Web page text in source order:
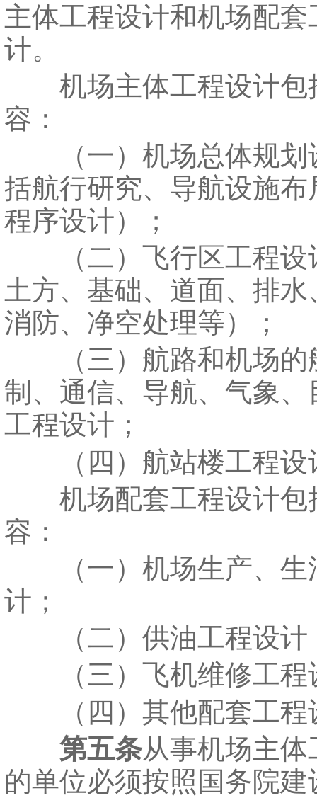
主体工程设计和机场配套
计。
机场主体工程设计包
容：
（一）机场总体规划
括航行研究、导航设施布
程序设计）；
（二）飞行区工程设
土方、基础、道面、排水
消防、净空处理等）；
（三）航路和机场的
制、通信、导航、气象、
工程设计；
（四）航站楼工程设
机场配套工程设计包
容：
（一）机场生产、生
计；
（二）供油工程设计
（三）飞机维修工程
（四）其他配套工程
第五条从事机场主体
的单位必须按照国务院建